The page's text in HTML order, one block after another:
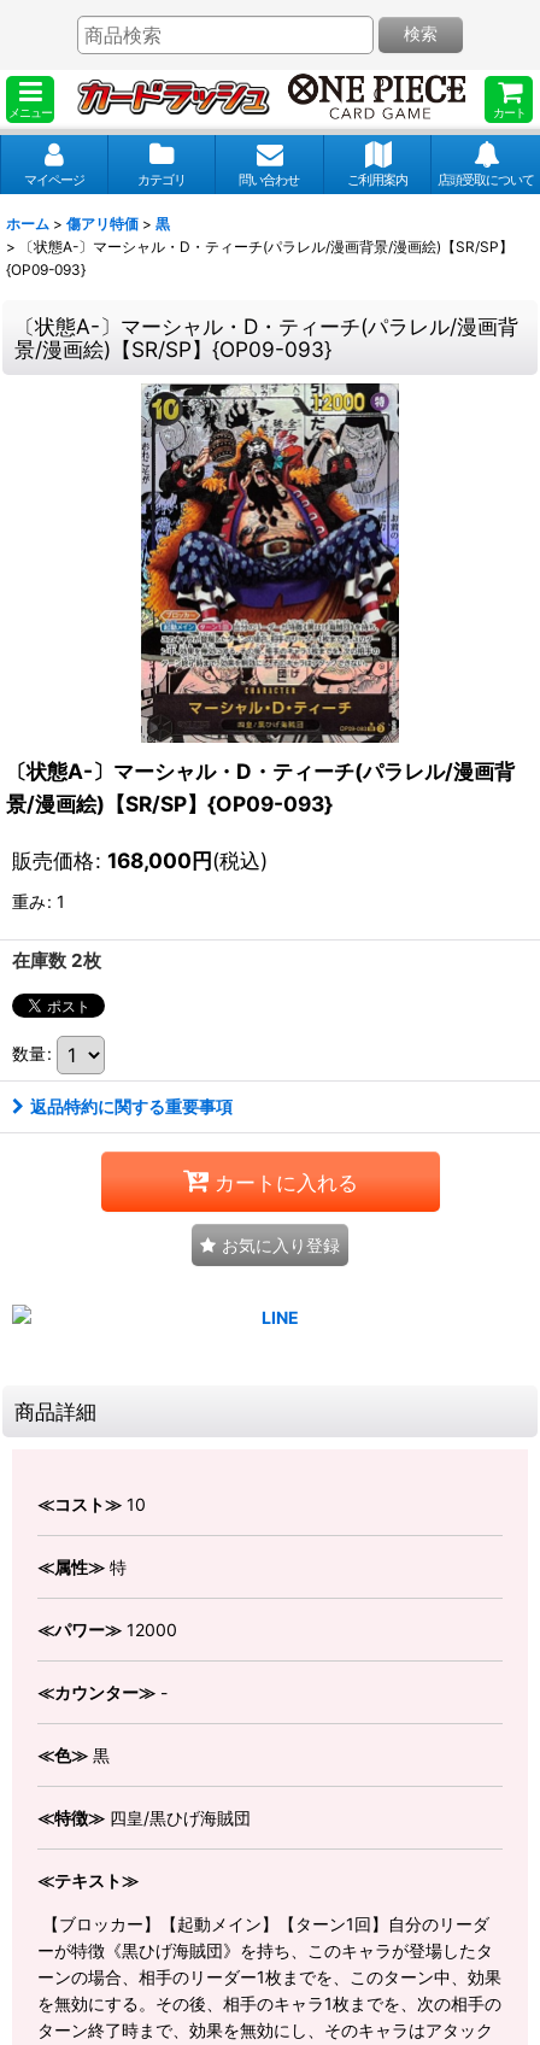
メニュー カート
検索
マイページ カテゴリ 問い合わせ ご利用案内 店頭受取について
ホーム > 傷アリ特価 > 黒
>
〔状態A-〕マーシャル・D・ティーチ(パラレル/漫画背景/漫画絵)【SR/SP】
{OP09-093}
〔状態A-〕マーシャル・D・ティーチ(パラレル/漫画背
景/漫画絵)【SR/SP】{OP09-093}
〔状態A-〕マーシャル・D・ティーチ(パラレル/漫画背
景/漫画絵)【SR/SP】{OP09-093}
販売価格: 168,000円(税込)
重み: 1
在庫数 2枚
数量:
返品特約に関する重要事項
カートに入れる
お気に入り登録
商品詳細
≪コスト≫ 10
≪属性≫ 特
≪パワー≫ 12000
≪カウンター≫ -
≪色≫ 黒
≪特徴≫ 四皇/黒ひげ海賊団
≪テキスト≫
【ブロッカー】【起動メイン】【ターン1回】自分のリーダ
ーが特徴《黒ひげ海賊団》を持ち、このキャラが登場したタ
ーンの場合、相手のリーダー1枚までを、このターン中、効果
を無効にする。その後、相手のキャラ1枚までを、次の相手の
ターン終了時まで、効果を無効にし、そのキャラはアタック